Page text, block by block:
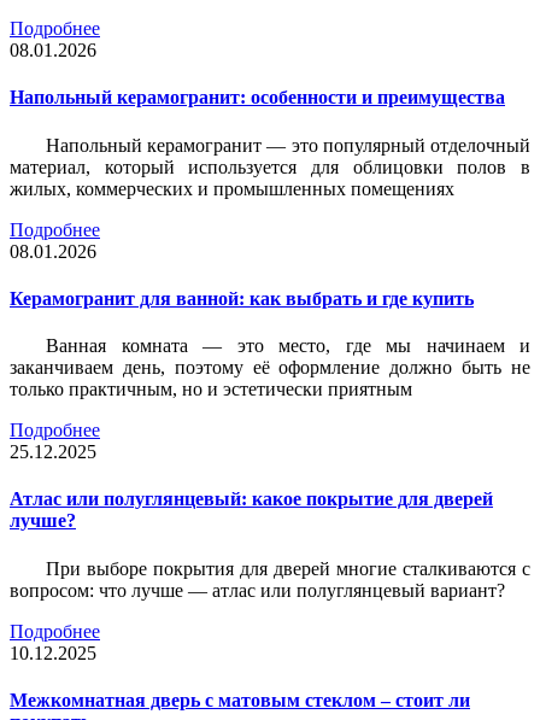
Подробнее
08.01.2026
Напольный керамогранит: особенности и преимущества
Напольный керамогранит — это популярный отделочный
материал, который используется для облицовки полов в
жилых, коммерческих и промышленных помещениях
Подробнее
08.01.2026
Керамогранит для ванной: как выбрать и где купить
Ванная комната — это место, где мы начинаем и
заканчиваем день, поэтому её оформление должно быть не
только практичным, но и эстетически приятным
Подробнее
25.12.2025
Атлас или полуглянцевый: какое покрытие для дверей
лучше?
При выборе покрытия для дверей многие сталкиваются с
вопросом: что лучше — атлас или полуглянцевый вариант?
Подробнее
10.12.2025
Межкомнатная дверь с матовым стеклом – стоит ли